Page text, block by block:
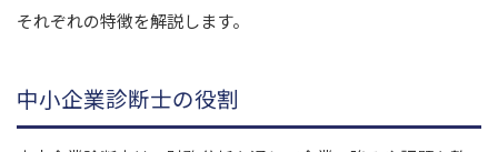
それぞれの特徴を解説します。
中小企業診断士の役割